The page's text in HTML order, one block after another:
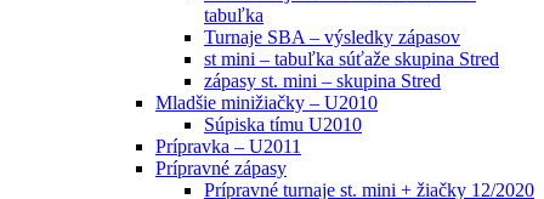
tabuľka
Turnaje SBA – výsledky zápasov
st mini – tabuľka súťaže skupina Stred
zápasy st. mini – skupina Stred
Mladšie minižiačky – U2010
Súpiska tímu U2010
Prípravka – U2011
Prípravné zápasy
Prípravné turnaje st. mini + žiačky 12/2020